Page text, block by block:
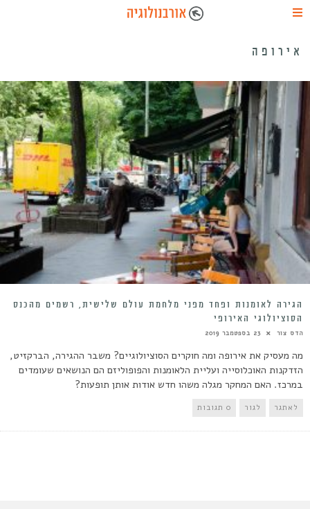
אירופה
הגירה לאומנות ופחד מפני מלחמת עולם שלישית, רשמים מהכנס
הסוציולוגי האירופי
הדס צור 23 בספטמבר 2019
מה מעסיק את אירופה ומה חוקרים הסוציולוגיים? משבר ההגירה, הברקזיט,
הזדקנות האוכלוסייה ועליית הלאומנות והפופוליזם הם הנושאים שעומדים
במרכז. האם המחקר מגלה משהו חדש אודות אותן תופעות?
לאתגר לגור 0 תגובות